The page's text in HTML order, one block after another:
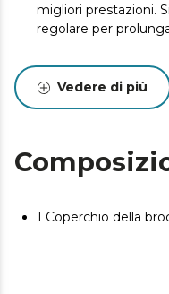
migliori prestazioni.
regolare per
Vedere di più
1 Coperchio della